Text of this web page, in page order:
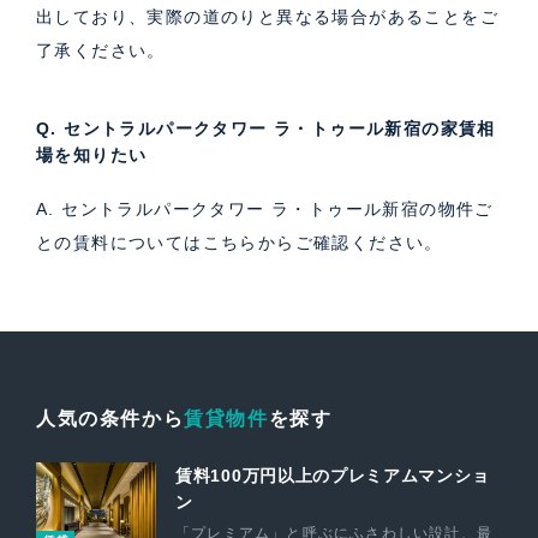
出しており、実際の道のりと異なる場合があることをご
了承ください。
Q. セントラルパークタワー ラ・トゥール新宿の家賃相
場を知りたい
A. セントラルパークタワー ラ・トゥール新宿の物件ご
との賃料については こちら からご確認ください。
人気の条件から賃貸物件を探す
賃料100万円以上のプレミアムマンショ
ン
「プレミアム」と呼ぶにふさわしい設計、最